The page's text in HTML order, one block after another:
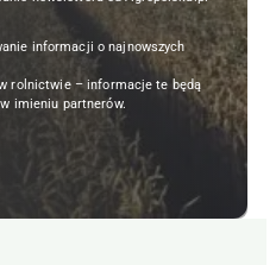
informacji o najnowszych
rolnictwie – informacje te będą
imieniu partnerów.